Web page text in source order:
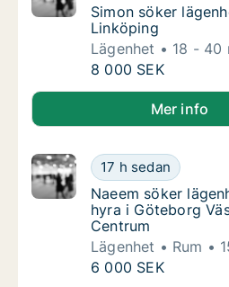
Simon söker
Simon söker
Linköping
Lägenhet
18 - 40
Simon söker
8 000 SEK
Simon söker lägenhet att
Mer info
Naeem söker
17 h sedan
Naeem söker
Naeem söker
hyra i Göteborg
Centrum
Lägenhet
Rum
Naeem söker
6 000 SEK